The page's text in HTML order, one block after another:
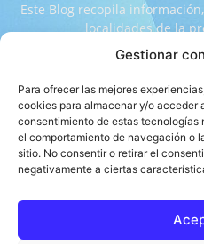
Gestionar
Para ofrecer las mejores
cookies para almacenar y/o acceder
consentimiento de estas tecnologías
el comportamiento de navegación o
sitio. No consentir o retirar el
negativamente a ciertas
Este Blog recopila
localidades de la
Contáctanos: